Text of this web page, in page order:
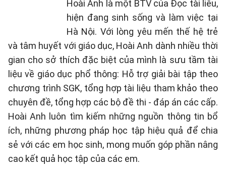
Hoài Anh là một BTV của Đọc tài liêu,
hiện đang sinh sống và làm việc tại
Hà Nội. Với lòng yêu mến thế hệ trẻ
và tâm huyết với giáo dục, Hoài Anh dành nhiều thời
gian cho sở thích đặc biệt của mình là sưu tầm tài
liệu về giáo dục phổ thông: Hỗ trợ giải bài tập theo
chương trình SGK, tổng hợp tài liệu tham khảo theo
chuyên đề, tổng hợp các bộ đề thi - đáp án các cấp.
Hoài Anh luôn tìm kiếm những nguồn thông tin bổ
ích, những phương pháp học tập hiệu quả để chia
sẻ với các em học sinh, mong muốn góp phần nâng
cao kết quả học tập của các em.